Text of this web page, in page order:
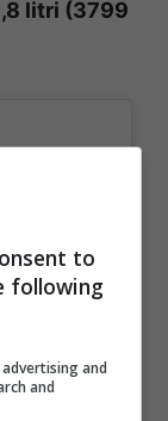
litri (3799
to
following
and
and